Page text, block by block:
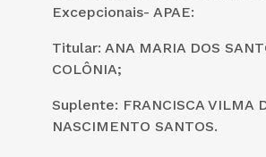
Excepcionais- APAE:
Titular: ANA MARIA DOS
COLÔNIA;
Suplente: FRANCISCA VILMA
NASCIMENTO SANTOS.